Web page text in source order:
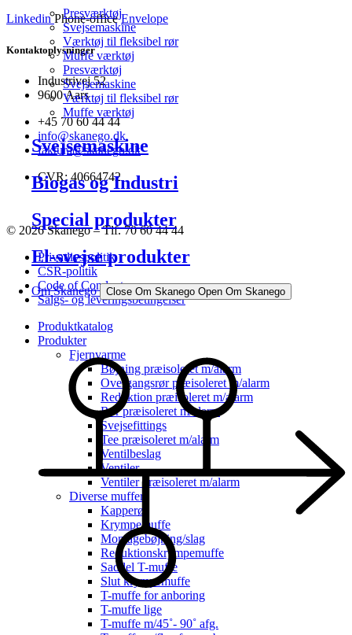
Presværktøj
Svejsemaskine
Værktøj til fleksibel rør
Muffe værktøj
Presværktøj
Svejsemaskine
Værktøj til fleksibel rør
Muffe værktøj
Svejsemaskine
Biogas og Industri
Special produkter
El-svejse produkter
Om Skanego Close Om Skanego Open Om Skanego
Linkedin Phone-office Envelope
Kontaktoplysninger
Industrivej 52
9600 Aars
+45 70 60 44 44
info@skanego.dk
faktura@skanego.dk
CVR: 40664742
© 2026 Skanego – Tlf. 70 60 44 44
Privatlivspolitik
CSR-politik
Code of Conduct
Salgs- og leveringsbetingelser
Produktkatalog
Produkter
Fjernvarme
Bøjning præisoleret m/alarm
Overgangsrør præisoleret m/alarm
Reduktion præisoleret m/alarm
Rør præisoleret m/alarm
Svejsefittings
Tee præisoleret m/alarm
Ventilbeslag
Ventiler
Ventiler præisoleret m/alarm
Diverse muffer
Kapperør
Krympemuffe
Montagebøjning/slag
Reduktionskrympemuffe
Saddel T-muffe
Slut krympemuffe
T-muffe for anboring
T-muffe lige
T-muffe m/45˚- 90˚ afg.